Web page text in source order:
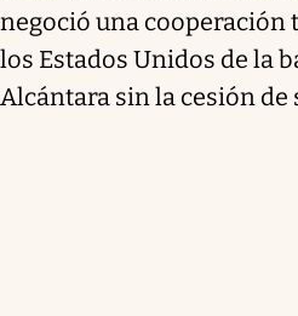
negoció una cooperación
los Estados Unidos de la
Alcántara sin la cesión de